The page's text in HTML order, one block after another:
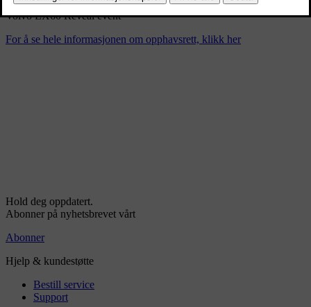
Volvo EX60 Reveal event
For å se hele informasjonen om opphavsrett, klikk her